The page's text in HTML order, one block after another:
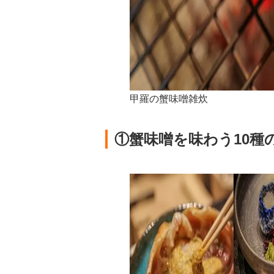
甲羅の蟹味噌雑炊
①蟹味噌を味わう10種